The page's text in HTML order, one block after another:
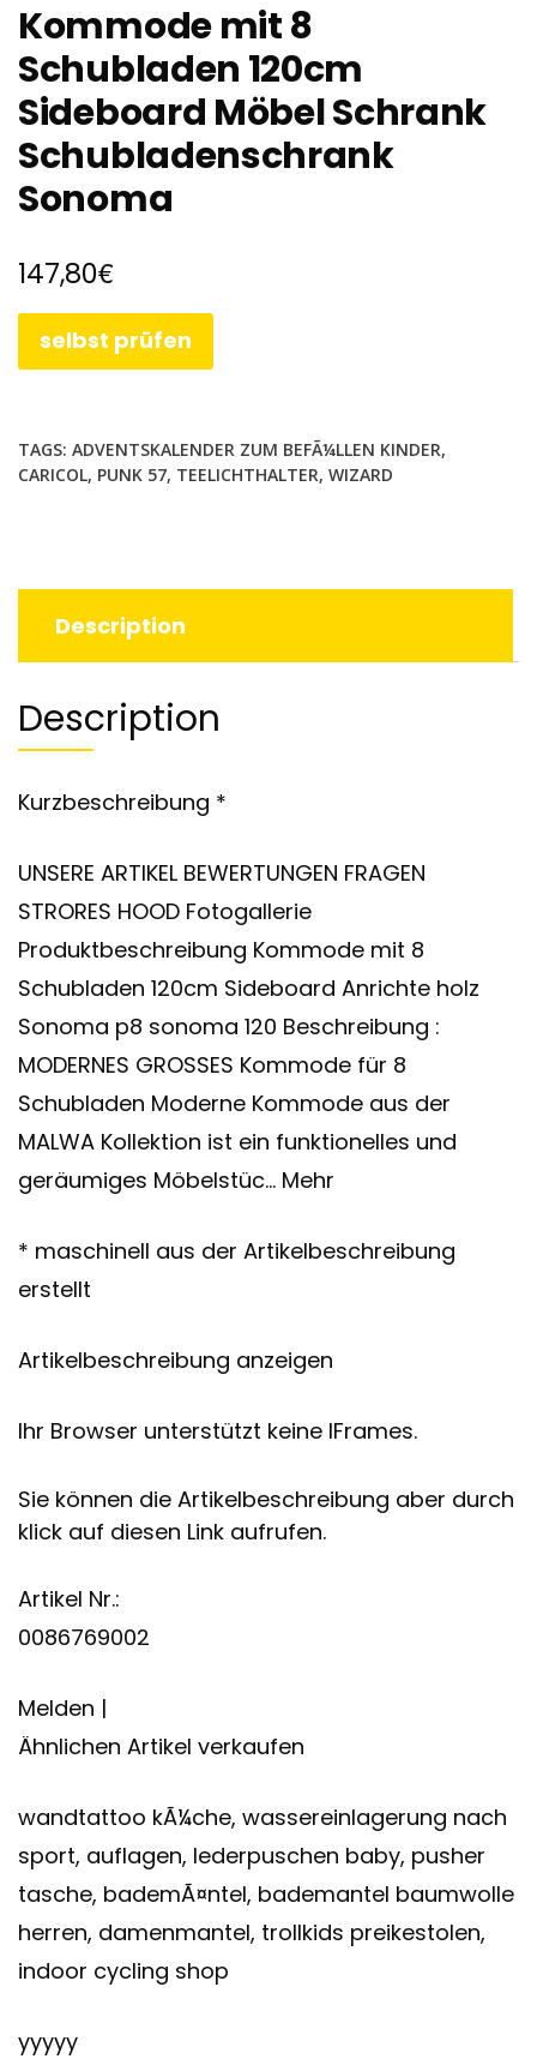
Kommode mit 8
Schubladen 120cm
Sideboard Möbel Schrank
Schubladenschrank
Sonoma
147,80€
selbst prüfen
TAGS: ADVENTSKALENDER ZUM BEFÃ¼LLEN KINDER,
CARICOL, PUNK 57, TEELICHTHALTER, WIZARD
Description
Description
Kurzbeschreibung *
UNSERE ARTIKEL BEWERTUNGEN FRAGEN
STRORES HOOD Fotogallerie
Produktbeschreibung Kommode mit 8
Schubladen 120cm Sideboard Anrichte holz
Sonoma p8 sonoma 120 Beschreibung :
MODERNES GROSSES Kommode für 8
Schubladen Moderne Kommode aus der
MALWA Kollektion ist ein funktionelles und
geräumiges Möbelstüc… Mehr
* maschinell aus der Artikelbeschreibung
erstellt
Artikelbeschreibung anzeigen
Ihr Browser unterstützt keine IFrames.
Sie können die Artikelbeschreibung aber durch
klick auf diesen Link aufrufen.
Artikel Nr.:
0086769002
Melden |
Ähnlichen Artikel verkaufen
wandtattoo kÃ¼che, wassereinlagerung nach
sport, auflagen, lederpuschen baby, pusher
tasche, bademÃ¤ntel, bademantel baumwolle
herren, damenmantel, trollkids preikestolen,
indoor cycling shop
yyyyy